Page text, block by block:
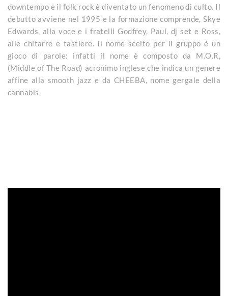
downtempo e il folk rock è diventato un fenomeno di culto. Il
debutto avviene nel 1995 e la formazione comprende, Skye
Edwards, alla voce e i fratelli Godfrey, Paul, dj set e Ross,
alle chitarre e tastiere. Il nome scelto per il gruppo è un
gioco di parole: infatti il nome è composto da M.O.R,
(Middle of The Road) acronimo inglese che indica un genere
affine alla smooth jazz e da CHEEBA, nome gergale della
cannabis.